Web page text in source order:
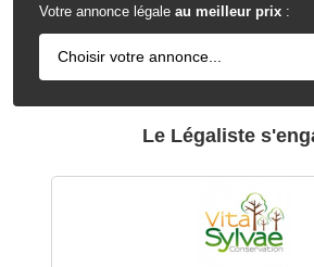
Votre annonce légale au meilleur prix :
Le Légaliste